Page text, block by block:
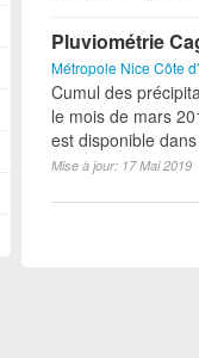
Pluviométrie
Métropole Nice Côte
Cumul des
le mois de mars
est disponible
Mise à jour: 17 Mai 2019